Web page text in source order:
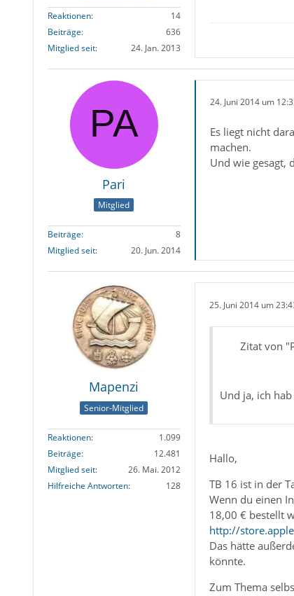
Reaktionen
14
Beiträge
636
Mitglied seit
24. Jan. 2013
Pari
Mitglied
Beiträge
8
Mitglied seit
20. Jun. 2014
24. Juni 2014 um
Es liegt nicht
machen.
Und wie gesagt,
Mapenzi
Senior-Mitglied
Reaktionen
1.099
Beiträge
12.481
Mitglied seit
26. Mai. 2012
Hilfreiche Antworten
128
25. Juni 2014 um
Zitat von
Und ja, ich
Hallo,
TB 16 ist in der
Wenn du einen
18,00 € bestellt
http://
Das hätte
könnte.
Zum Thema